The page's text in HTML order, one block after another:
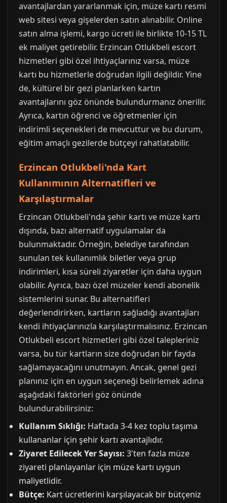
avantajlardan yararlanmak için, müze kartı resmi
web sitesi veya gişelerden satın alınabilir. Online
satın alma işlemi, kargo ücreti ile birlikte 10-15 TL
ek maliyet getirebilir. Erzincan Otlukbeli escort
hizmetleri gibi özel ihtiyaçlarınız varsa, müze
kartı bu hizmetlerle doğrudan ilgili değildir. Yine
de, kültürel bir gezi planlarken kartın
avantajlarını göz önünde bulundurmanız önerilir.
Ayrıca, kartın öğrenci ve öğretmenler için
indirimli seçenekleri de mevcuttur ve bu durum,
eğitim amaçlı gezilerde bütçeyi rahatlatabilir.
Erzincan Otlukbeli'nda Kart
Kullanımının Alternatifleri ve
Karşılaştırmalar
Erzincan Otlukbeli'nda şehir kartı ve müze kartı
dışında, bazı alternatif uygulamalar da
bulunmaktadır. Örneğin, belediye tarafından
sunulan tek kullanımlık biletler veya grup
indirimleri, kısa süreli ziyaretler için daha uygun
olabilir. Ayrıca, bazı özel müzeler kendi abonelik
sistemlerini sunar. Bu alternatifleri
değerlendirirken, kartların sağladığı avantajları
kendi ihtiyaçlarınızla karşılaştırmalısınız. Erzincan
Otlukbeli escort hizmetleri gibi özel talepleriniz
varsa, bu tür kartların size doğrudan bir fayda
sağlamayacağını unutmayın. Ancak, genel gezi
planınız için en uygun seçeneği belirlemek adına
aşağıdaki faktörleri göz önünde
bulundurabilirsiniz:
Kullanım Sıklığı: Haftada 3-4 kez toplu taşıma
kullananlar için şehir kartı avantajlıdır.
Ziyaret Edilecek Yer Sayısı: 3'ten fazla müze
ziyareti planlayanlar için müze kartı uygun
maliyetlidir.
Bütçe: Kart ücretlerini karşılayacak bir bütçeniz